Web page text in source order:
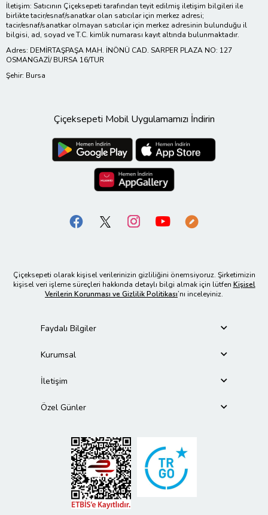
İletişim: Satıcının Çiçeksepeti tarafından teyit edilmiş iletişim bilgileri ile
birlikte tacir/esnaf/sanatkar olan satıcılar için merkez adresi;
tacir/esnaf/sanatkar olmayan satıcılar için merkez adresinin bulunduğu il
bilgisi, ad, soyad ve T.C. kimlik numarası kayıt altında bulunmaktadır.
Adres: DEMİRTAŞPAŞA MAH. İNÖNÜ CAD. SARPER PLAZA NO: 127
OSMANGAZİ/ BURSA 16/TUR
Şehir: Bursa
Çiçeksepeti Mobil Uygulamamızı İndirin
Çiçeksepeti olarak kişisel verilerinizin gizliliğini önemsiyoruz. Şirketimizin
kişisel veri işleme süreçleri hakkında detaylı bilgi almak için lütfen Kişisel
Verilerin Korunması ve Gizlilik Politikası’nı inceleyiniz.
Faydalı Bilgiler
Kurumsal
İletişim
Özel Günler